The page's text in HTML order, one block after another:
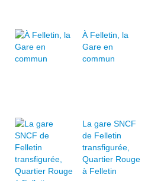
À Felletin, la
Gare en
commun
La gare SNCF
de Felletin
transfigurée,
Quartier Rouge
à Felletin